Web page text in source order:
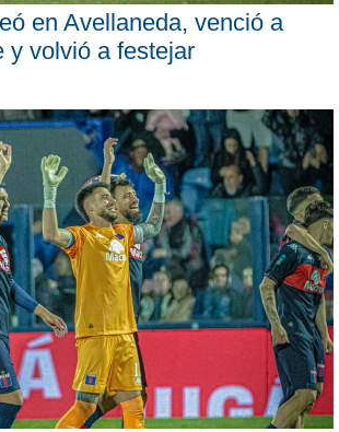
en Avellaneda, venció a
y volvió a festejar